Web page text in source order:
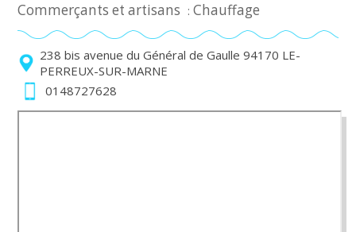
Commerçants et artisans :Chauffage
238 bis avenue du Général de Gaulle 94170 LE-
PERREUX-SUR-MARNE
0148727628